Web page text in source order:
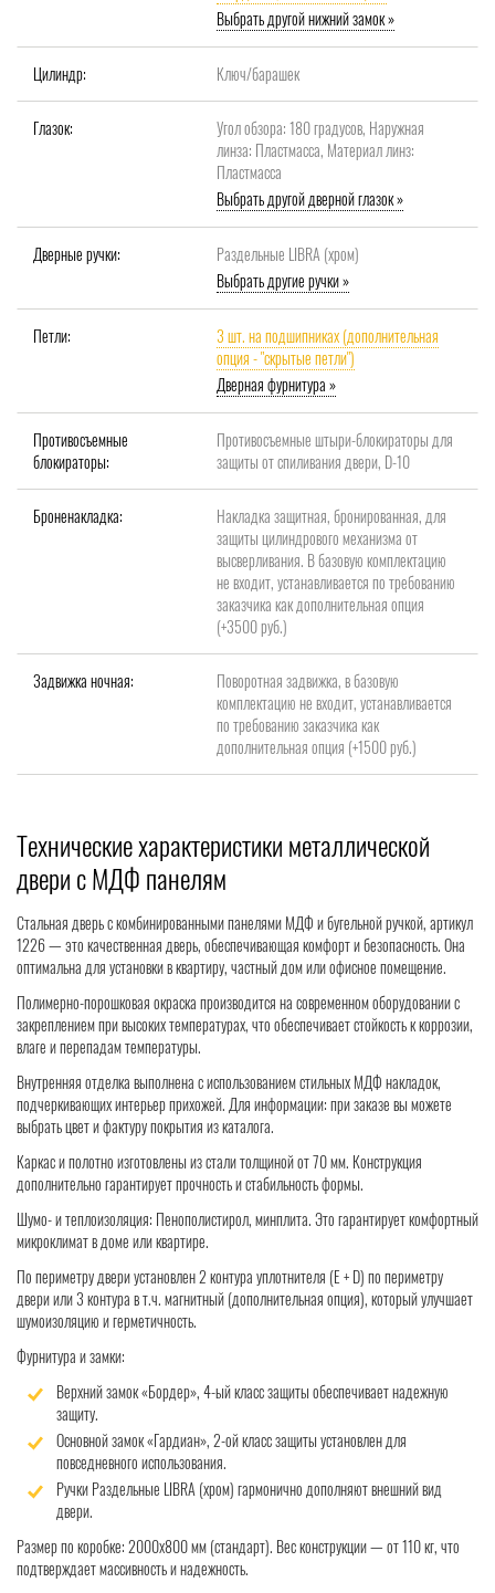
Выбрать другой нижний замок »
Цилиндр: Ключ/барашек
Глазок:
Угол обзора: 180 градусов, Наружная
линза: Пластмасса, Материал линз:
Пластмасса
Выбрать другой дверной глазок »
Дверные ручки:
Раздельные LIBRA (хром)
Выбрать другие ручки »
Петли:
3 шт. на подшипниках (дополнительная
опция - "скрытые петли")
Дверная фурнитура »
Противосъемные
блокираторы:
Противосъемные штыри-блокираторы для
защиты от спиливания двери, D-10
Броненакладка:
Накладка защитная, бронированная, для
защиты цилиндрового механизма от
высверливания. В базовую комплектацию
не входит, устанавливается по требованию
заказчика как дополнительная опция
(+3500 руб.)
Задвижка ночная:
Поворотная задвижка, в базовую
комплектацию не входит, устанавливается
по требованию заказчика как
дополнительная опция (+1500 руб.)
Технические характеристики металлической
двери с МДФ панелям
Стальная дверь с комбинированными панелями МДФ и бугельной ручкой, артикул
1226 — это качественная дверь, обеспечивающая комфорт и безопасность. Она
оптимальна для установки в квартиру, частный дом или офисное помещение.
Полимерно-порошковая окраска производится на современном оборудовании с
закреплением при высоких температурах, что обеспечивает стойкость к коррозии,
влаге и перепадам температуры.
Внутренняя отделка выполнена с использованием стильных МДФ накладок,
подчеркивающих интерьер прихожей. Для информации: при заказе вы можете
выбрать цвет и фактуру покрытия из каталога.
Каркас и полотно изготовлены из стали толщиной от 70 мм. Конструкция
дополнительно гарантирует прочность и стабильность формы.
Шумо- и теплоизоляция: Пенополистирол, минплита. Это гарантирует комфортный
микроклимат в доме или квартире.
По периметру двери установлен 2 контура уплотнителя (Е + D) по периметру
двери или 3 контура в т.ч. магнитный (дополнительная опция), который улучшает
шумоизоляцию и герметичность.
Фурнитура и замки:
Верхний замок «Бордер», 4-ый класс защиты обеспечивает надежную
защиту.
Основной замок «Гардиан», 2-ой класс защиты установлен для
повседневного использования.
Ручки Раздельные LIBRA (хром) гармонично дополняют внешний вид
двери.
Размер по коробке: 2000x800 мм (стандарт). Вес конструкции — от 110 кг, что
подтверждает массивность и надежность.